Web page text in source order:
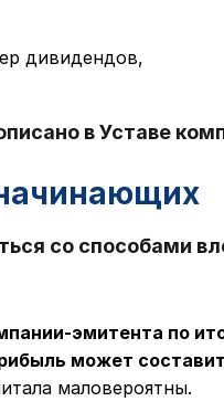
дивидендов,
в Уставе
со способами
эмитента по
может
маловероятны.